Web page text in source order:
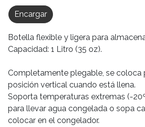
Encargar
Botella flexible y ligera para
Capacidad: 1 Litro (35 oz).
Completamente plegable, se coloca
posición vertical cuando está llena.
Soporta temperaturas extremas (-
para llevar agua congelada o sopa
colocar en el congelador.